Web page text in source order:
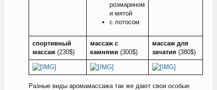
розмарином
и мятой
с лотосом
спортивный
массаж(230$)
массаж с
камнями (300$)
массаж для
зачатия (380$)
Разные виды аромамассажа так же дают свои особые